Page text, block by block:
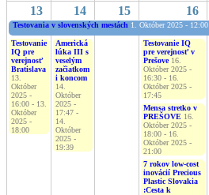
13 14 15 16
Testovania v slovenských mestách 1. Október 2025 - 12:00
Testovanie
IQ pre
verejnosť
Bratislava
13.
Október
2025 -
16:00 - 13.
Október
2025 -
18:00
Americká
lúka III s
veselým
začiatkom
i koncom
14.
Október
2025 -
17:47 -
14.
Október
2025 -
19:39
Testovanie IQ
pre verejnosť v
Prešove 16.
Október 2025 -
16:30 - 16.
Október 2025 -
17:45
Mensa stretko v
PREŠOVE 16.
Október 2025 -
18:00 - 16.
Október 2025 -
21:00
7 rokov low-cost
inovácií Precious
Plastic Slovakia
:Cesta k